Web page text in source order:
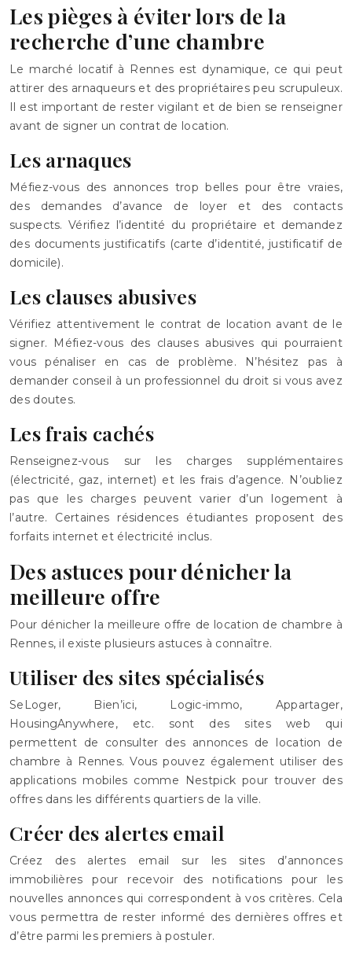
Les pièges à éviter lors de la
recherche d’une chambre
Le marché locatif à Rennes est dynamique, ce qui peut
attirer des arnaqueurs et des propriétaires peu scrupuleux.
Il est important de rester vigilant et de bien se renseigner
avant de signer un contrat de location.
Les arnaques
Méfiez-vous des annonces trop belles pour être vraies,
des demandes d’avance de loyer et des contacts
suspects. Vérifiez l’identité du propriétaire et demandez
des documents justificatifs (carte d’identité, justificatif de
domicile).
Les clauses abusives
Vérifiez attentivement le contrat de location avant de le
signer. Méfiez-vous des clauses abusives qui pourraient
vous pénaliser en cas de problème. N’hésitez pas à
demander conseil à un professionnel du droit si vous avez
des doutes.
Les frais cachés
Renseignez-vous sur les charges supplémentaires
(électricité, gaz, internet) et les frais d’agence. N’oubliez
pas que les charges peuvent varier d’un logement à
l’autre. Certaines résidences étudiantes proposent des
forfaits internet et électricité inclus.
Des astuces pour dénicher la
meilleure offre
Pour dénicher la meilleure offre de location de chambre à
Rennes, il existe plusieurs astuces à connaître.
Utiliser des sites spécialisés
SeLoger, Bien’ici, Logic-immo, Appartager,
HousingAnywhere, etc. sont des sites web qui
permettent de consulter des annonces de location de
chambre à Rennes. Vous pouvez également utiliser des
applications mobiles comme Nestpick pour trouver des
offres dans les différents quartiers de la ville.
Créer des alertes email
Créez des alertes email sur les sites d’annonces
immobilières pour recevoir des notifications pour les
nouvelles annonces qui correspondent à vos critères. Cela
vous permettra de rester informé des dernières offres et
d’être parmi les premiers à postuler.